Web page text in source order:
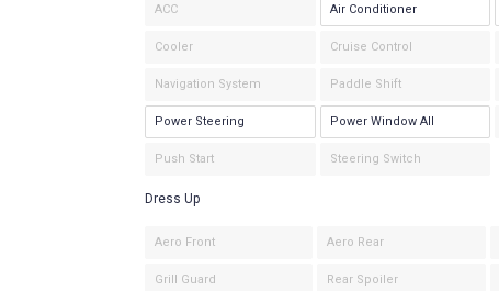
ACC Air Conditioner
Cooler Cruise Control
Navigation System Paddle Shift
Power Steering Power Window All
Push Start Steering Switch
Dress Up
Aero Front Aero Rear
Grill Guard Rear Spoiler